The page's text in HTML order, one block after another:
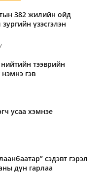
382 жилийн ойд
үзэсгэлэн
тээврийн
гэв
усаа хэмнэе
сэдэвт гэрэл
дүн гарлаа